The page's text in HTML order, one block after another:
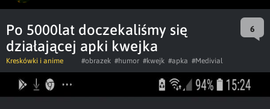
Po 5000lat doczekaliśmy się
działającej apki kwejka
6
Kreskówki i anime #obrazek #humor #kwejk #apka #Medivial